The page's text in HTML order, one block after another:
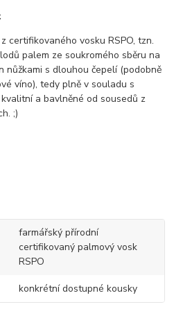
certifikovaného vosku RSPO, tzn.
palem ze soukromého sběru na
nůžkami s dlouhou čepelí (podobně
víno), tedy plně v souladu s
a bavlněné od sousedů z
;)
farmářský přírodní
certifikovaný palmový vosk
RSPO
konkrétní dostupné kousky